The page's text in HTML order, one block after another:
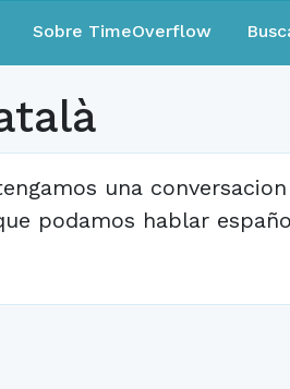
Sobre TimeOverflow
una
podamos hablar